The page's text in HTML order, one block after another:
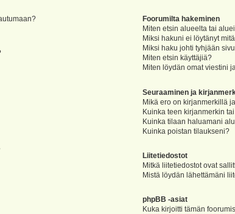
Foorumilta hakeminen
Miten etsin alueelta tai
Miksi hakuni ei löytänyt
Miksi haku johti tyhjään
Miten etsin käyttäjiä?
Miten löydän omat viestini
Seuraaminen ja
Mikä ero on kirjanmerkillä
Kuinka teen kirjanmerkin
Kuinka tilaan haluamani
Kuinka poistan tilaukseni?
Liitetiedostot
Mitkä liitetiedostot ovat
Mistä löydän lähettämäni
phpBB -asiat
Kuka kirjoitti tämän